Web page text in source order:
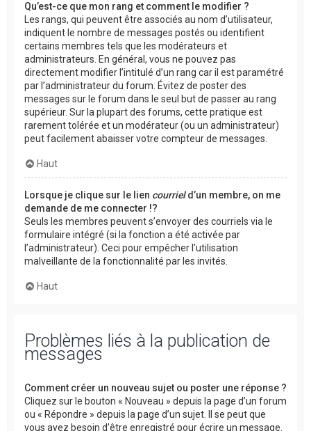
Qu’est-ce que mon rang et comment le modifier ?
Les rangs, qui peuvent être associés au nom d’utilisateur,
indiquent le nombre de messages postés ou identifient
certains membres tels que les modérateurs et
administrateurs. En général, vous ne pouvez pas
directement modifier l’intitulé d’un rang car il est paramétré
par l’administrateur du forum. Évitez de poster des
messages sur le forum dans le seul but de passer au rang
supérieur. Sur la plupart des forums, cette pratique est
rarement tolérée et un modérateur (ou un administrateur)
peut facilement abaisser votre compteur de messages.
Haut
Lorsque je clique sur le lien courrield’un membre, on me
demande de me connecter !?
Seuls les membres peuvent s’envoyer des courriels via le
formulaire intégré (si la fonction a été activée par
l’administrateur). Ceci pour empêcher l’utilisation
malveillante de la fonctionnalité par les invités.
Haut
Problèmes liés à la publication de
messages
Comment créer un nouveau sujet ou poster une réponse ?
Cliquez sur le bouton « Nouveau » depuis la page d’un forum
ou « Répondre » depuis la page d’un sujet. Il se peut que
vous ayez besoin d’être enregistré pour écrire un message.